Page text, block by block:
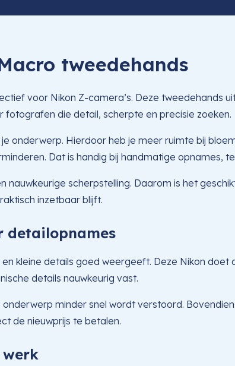
tweedehands
voor Nikon Z-camera’s. Deze tweedehands
fotografen die detail, scherpte en precisie zoeken.
onderwerp. Hierdoor heb je meer ruimte bij
Dat is handig bij handmatige opnames,
scherpstelling. Daarom is het
inzetbaar blijft.
detailopnames
kleine details goed weergeeft. Deze Nikon
details nauwkeurig vast.
minder snel wordt verstoord.
de nieuwprijs te betalen.